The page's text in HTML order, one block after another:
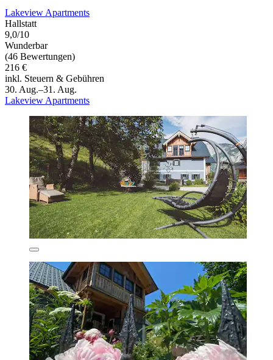
Lakeview Apartments
Hallstatt
9,0/10
Wunderbar
(46 Bewertungen)
216 €
inkl. Steuern & Gebühren
30. Aug.–31. Aug.
Lakeview Apartments